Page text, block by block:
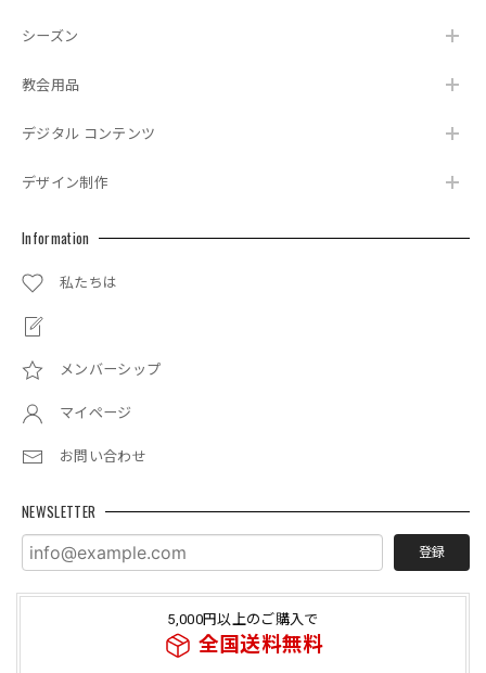
シーズン
教会用品
デジタル コンテンツ
デザイン制作
Information
私たちは
メンバーシップ
マイページ
お問い合わせ
NEWSLETTER
登録
5,000円以上のご購入で
全国送料無料